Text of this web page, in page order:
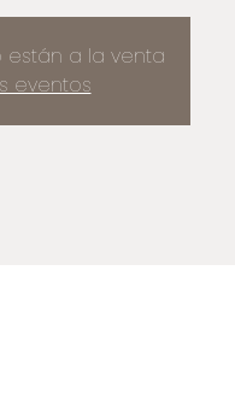
están a la venta
eventos